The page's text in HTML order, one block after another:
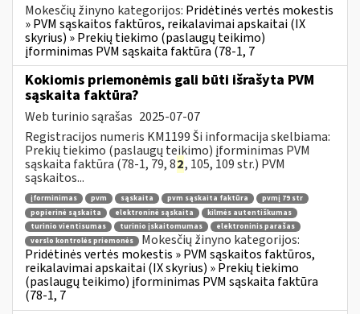
Mokesčių žinyno kategorijos: Pridėtinės vertės mokestis
» PVM sąskaitos faktūros, reikalavimai apskaitai (IX
skyrius) » Prekių tiekimo (paslaugų teikimo)
įforminimas PVM sąskaita faktūra (78-1, 7
Kokiomis priemonėmis gali būti išrašyta PVM
sąskaita faktūra?
Web turinio sąrašas 2025-07-07
Registracijos numeris KM1199 Ši informacija skelbiama:
Prekių tiekimo (paslaugų teikimo) įforminimas PVM
sąskaita faktūra (78-1, 79, 82, 105, 109 str.) PVM
sąskaitos...
įforminimas pvm sąskaita pvm sąskaita faktūra
pvmį 79 str
popierinė sąskaita
elektroninė sąskaita
kilmės autentiškumas
turinio vientisumas
turinio įskaitomumas
elektroninis parašas
verslo kontrolės priemonės
Mokesčių žinyno kategorijos:
Pridėtinės vertės mokestis » PVM sąskaitos faktūros,
reikalavimai apskaitai (IX skyrius) » Prekių tiekimo
(paslaugų teikimo) įforminimas PVM sąskaita faktūra
(78-1, 7